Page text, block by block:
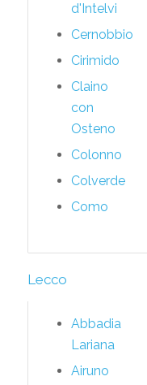
d'Intelvi
Cernobbio
Cirimido
Claino
con
Osteno
Colonno
Colverde
Como
Lecco
Abbadia
Lariana
Airuno